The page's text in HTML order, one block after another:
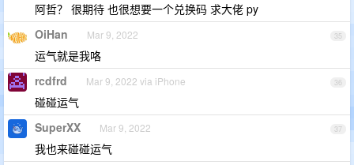
阿哲？ 很期待 也很想要一个兑换码 求大佬 py
35
OiHan Mar 9, 2022
运气就是我咯
36
rcdfrd Mar 9, 2022 via iPhone
碰碰运气
37
SuperXX Mar 9, 2022
我也来碰碰运气